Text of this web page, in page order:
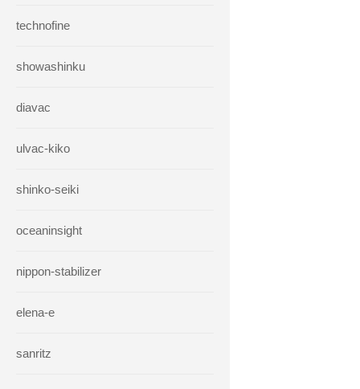
technofine
showashinku
diavac
ulvac-kiko
shinko-seiki
oceaninsight
nippon-stabilizer
elena-e
sanritz